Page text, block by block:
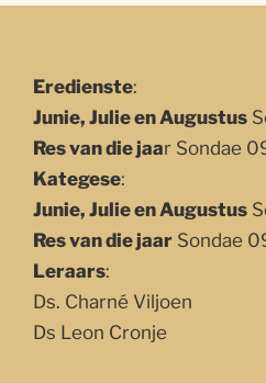
Eredienste:
Junie, Julie en Augustus
Res van die jaar Sondae
Kategese:
Junie, Julie en Augustus
Res van die jaar Sondae
Leraars:
Ds. Charné Viljoen
Ds Leon Cronje